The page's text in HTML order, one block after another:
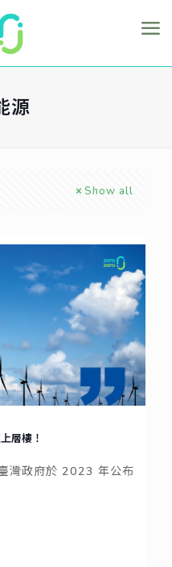
源
Show all
層樓！
灣政府於 2023 年公布